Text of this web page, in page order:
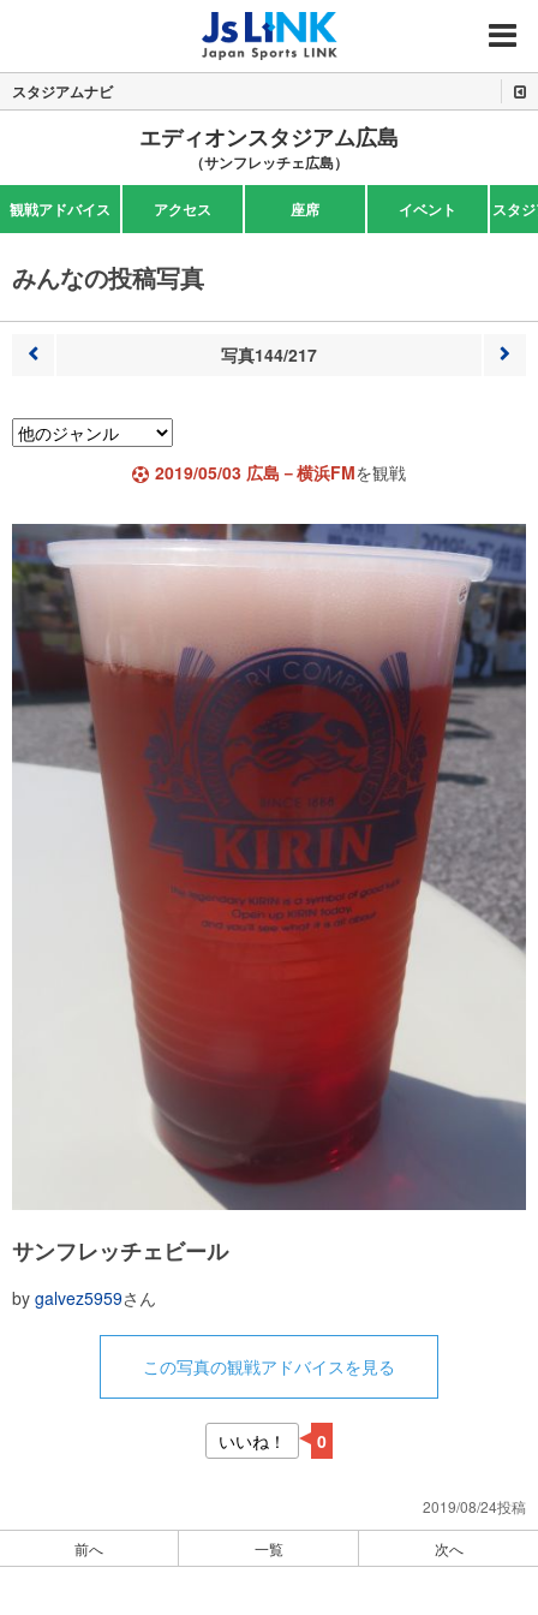
MENU
スタジアムナビ
エディオンスタジアム広島
（サンフレッチェ広島）
観戦アドバイス アクセス 座席 イベント スタ
みんなの投稿写真
写真144/217
2019/05/03 広島－横浜FMを観戦
サンフレッチェビール
by galvez5959さん
この写真の観戦アドバイスを見る
いいね！ 0
2019/08/24投稿
前へ 一覧 次へ